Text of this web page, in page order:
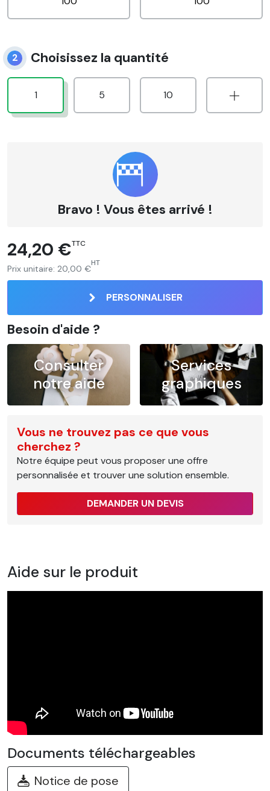
2 Choisissez la quantité
1 5 10
Bravo ! Vous êtes arrivé !
24,20 €TTC
Prix unitaire: 20,00 €
HT
PERSONNALISER
Besoin d'aide ?
Consulter
notre aide
Services
graphiques
Vous ne trouvez pas ce que vous
cherchez ?
Notre équipe peut vous proposer une offre
personnalisée et trouver une solution ensemble.
DEMANDER UN DEVIS
Aide sur le produit
Documents téléchargeables
Notice de pose